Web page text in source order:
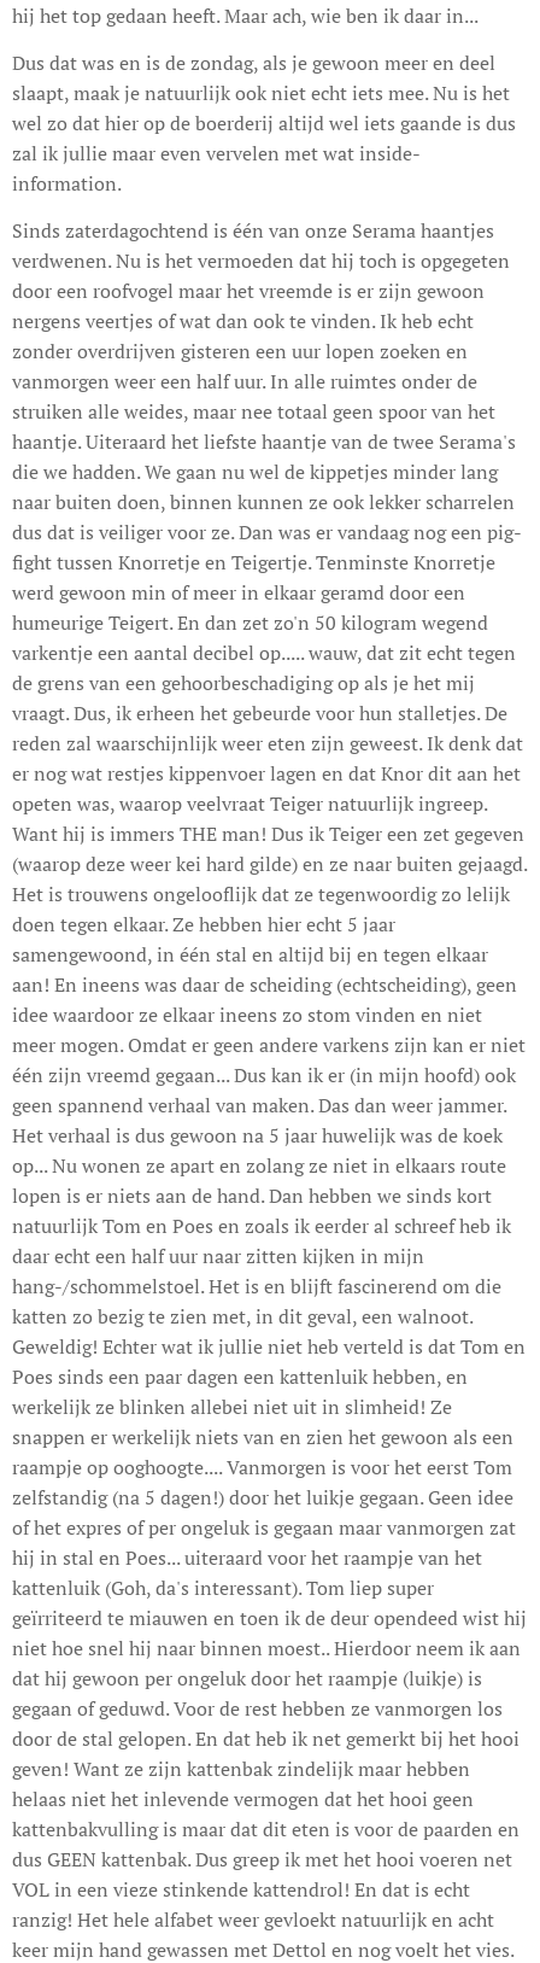
hij het top gedaan heeft. Maar ach, wie ben ik daar in...
Dus dat was en is de zondag, als je gewoon meer en deel
slaapt, maak je natuurlijk ook niet echt iets mee. Nu is het
wel zo dat hier op de boerderij altijd wel iets gaande is dus
zal ik jullie maar even vervelen met wat inside-
information.
Sinds zaterdagochtend is één van onze Serama haantjes
verdwenen. Nu is het vermoeden dat hij toch is opgegeten
door een roofvogel maar het vreemde is er zijn gewoon
nergens veertjes of wat dan ook te vinden. Ik heb echt
zonder overdrijven gisteren een uur lopen zoeken en
vanmorgen weer een half uur. In alle ruimtes onder de
struiken alle weides, maar nee totaal geen spoor van het
haantje. Uiteraard het liefste haantje van de twee Serama's
die we hadden. We gaan nu wel de kippetjes minder lang
naar buiten doen, binnen kunnen ze ook lekker scharrelen
dus dat is veiliger voor ze. Dan was er vandaag nog een pig-
fight tussen Knorretje en Teigertje. Tenminste Knorretje
werd gewoon min of meer in elkaar geramd door een
humeurige Teigert. En dan zet zo'n 50 kilogram wegend
varkentje een aantal decibel op..... wauw, dat zit echt tegen
de grens van een gehoorbeschadiging op als je het mij
vraagt. Dus, ik erheen het gebeurde voor hun stalletjes. De
reden zal waarschijnlijk weer eten zijn geweest. Ik denk dat
er nog wat restjes kippenvoer lagen en dat Knor dit aan het
opeten was, waarop veelvraat Teiger natuurlijk ingreep.
Want hij is immers THE man! Dus ik Teiger een zet gegeven
(waarop deze weer kei hard gilde) en ze naar buiten gejaagd.
Het is trouwens ongelooflijk dat ze tegenwoordig zo lelijk
doen tegen elkaar. Ze hebben hier echt 5 jaar
samengewoond, in één stal en altijd bij en tegen elkaar
aan! En ineens was daar de scheiding (echtscheiding), geen
idee waardoor ze elkaar ineens zo stom vinden en niet
meer mogen. Omdat er geen andere varkens zijn kan er niet
één zijn vreemd gegaan... Dus kan ik er (in mijn hoofd) ook
geen spannend verhaal van maken. Das dan weer jammer.
Het verhaal is dus gewoon na 5 jaar huwelijk was de koek
op... Nu wonen ze apart en zolang ze niet in elkaars route
lopen is er niets aan de hand. Dan hebben we sinds kort
natuurlijk Tom en Poes en zoals ik eerder al schreef heb ik
daar echt een half uur naar zitten kijken in mijn
hang-/schommelstoel. Het is en blijft fascinerend om die
katten zo bezig te zien met, in dit geval, een walnoot.
Geweldig! Echter wat ik jullie niet heb verteld is dat Tom en
Poes sinds een paar dagen een kattenluik hebben, en
werkelijk ze blinken allebei niet uit in slimheid! Ze
snappen er werkelijk niets van en zien het gewoon als een
raampje op ooghoogte.... Vanmorgen is voor het eerst Tom
zelfstandig (na 5 dagen!) door het luikje gegaan. Geen idee
of het expres of per ongeluk is gegaan maar vanmorgen zat
hij in stal en Poes... uiteraard voor het raampje van het
kattenluik (Goh, da's interessant). Tom liep super
geïrriteerd te miauwen en toen ik de deur opendeed wist hij
niet hoe snel hij naar binnen moest.. Hierdoor neem ik aan
dat hij gewoon per ongeluk door het raampje (luikje) is
gegaan of geduwd. Voor de rest hebben ze vanmorgen los
door de stal gelopen. En dat heb ik net gemerkt bij het hooi
geven! Want ze zijn kattenbak zindelijk maar hebben
helaas niet het inlevende vermogen dat het hooi geen
kattenbakvulling is maar dat dit eten is voor de paarden en
dus GEEN kattenbak. Dus greep ik met het hooi voeren net
VOL in een vieze stinkende kattendrol! En dat is echt
ranzig! Het hele alfabet weer gevloekt natuurlijk en acht
keer mijn hand gewassen met Dettol en nog voelt het vies.